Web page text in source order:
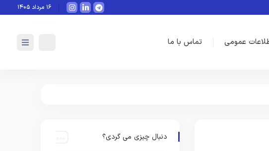
هوش مصنوعی چگونه می‌تواند
۱۶ مرداد ۱۴۰۵
عمومی تماس با ما
دنبال چیزی می گردی؟